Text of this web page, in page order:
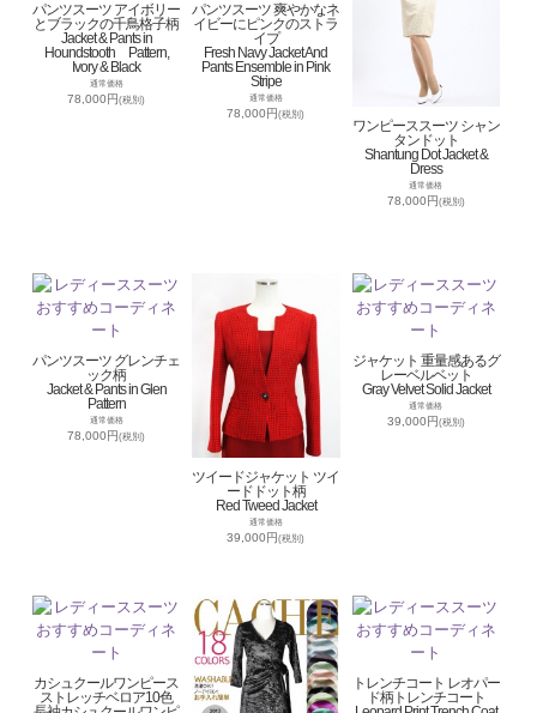
パンツスーツ アイボリー
とブラックの千鳥格子柄
Jacket & Pants in
Houndstooth Pattern,
Ivory & Black
通常価格
78,000円(税別)
パンツスーツ 爽やかなネ
イビーにピンクのストラ
イプ
Fresh Navy Jacket And
Pants Ensemble in Pink
Stripe
通常価格
78,000円(税別)
ワンピーススーツ シャン
タンドット
Shantung Dot Jacket &
Dress
通常価格
78,000円(税別)
パンツスーツ グレンチェ
ック柄
Jacket & Pants in Glen
Pattern
通常価格
78,000円(税別)
ツイードジャケット ツイ
ードドット柄
Red Tweed Jacket
通常価格
39,000円(税別)
ジャケット 重量感あるグ
レーベルベット
Gray Velvet Solid Jacket
通常価格
39,000円 (税別)
カシュクールワンピース
ストレッチベロア10色
トレンチコート レオパー
ド柄トレンチコート